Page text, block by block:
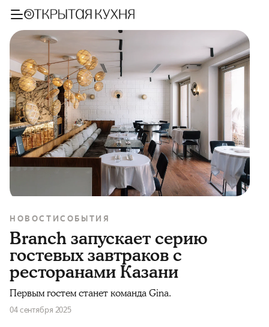
НОВОСТИСОБЫТИЯ
Branch запускает серию
гостевых завтраков с
ресторанами Казани
Первым гостем станет команда Gina.
04 сентября 2025